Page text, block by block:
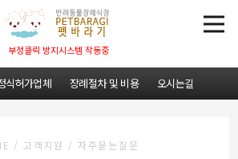
부정클릭 방지시스템 작동중
식허가업체 장례절차 및 비용 오시는길
/고객지원 / 자주묻는질문